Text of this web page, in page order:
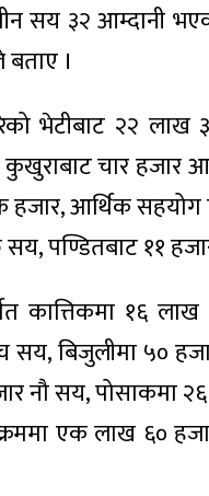
सय ३२ आम्दानी
।
भेटीबाट २२ लाख
चार
हजार, आर्थिक
पण्डितबाट ११
कात्तिकमा १६
बिजुलीमा ५०
नौ सय, पोसाकमा
एक लाख ६०